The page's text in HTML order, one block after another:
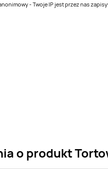
- Twoje IP jest przez nas
o produkt